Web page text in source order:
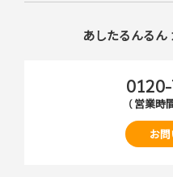
あしたるんるん
( 営業時
お